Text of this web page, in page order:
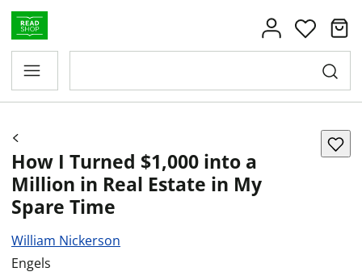
How I Turned $1,000 into a
Million in Real Estate in My
Spare Time
William Nickerson
Engels